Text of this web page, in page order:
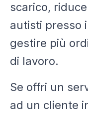
scarico,
autisti presso
gestire più
di lavoro.
Se offri un
ad un cliente